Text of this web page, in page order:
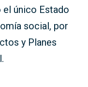
único Estado
social, por
y Planes